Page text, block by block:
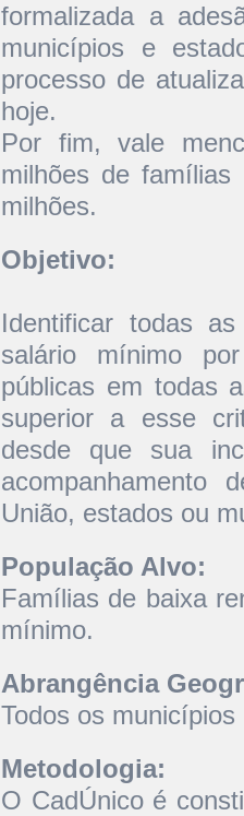
formalizada a
municípios e
processo de
hoje.
Por fim, vale
milhões de
milhões.
Objetivo:
Identificar todas
salário mínimo
públicas em todas
superior a esse
desde que sua
acompanhamento
União, estados ou
População Alvo:
Famílias de baixa
mínimo.
Abrangência
Todos os municípios
Metodologia:
O CadÚnico é